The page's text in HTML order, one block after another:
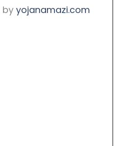
by yojanamazi.com